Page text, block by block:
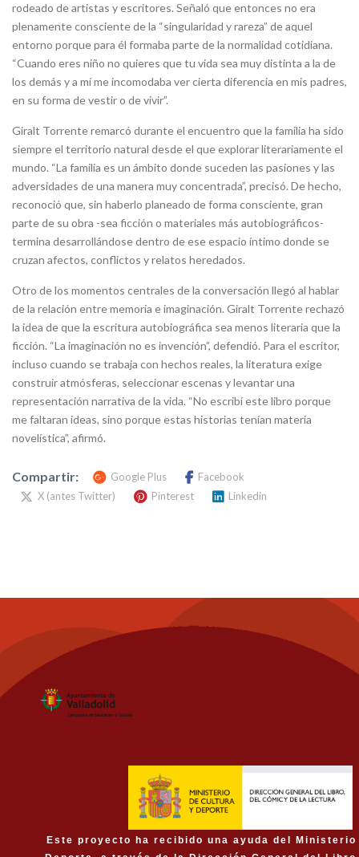
rodeado de artistas y escritores. Señaló que entonces no era
plenamente consciente de la “singularidad y rareza” de aquel
entorno porque para él formaba parte de la normalidad cotidiana.
“Cuando eres niño no quieres que tu vida sea muy distinta a la de
los demás y a mí me incomodaba ver cierta diferencia en mis padres,
en su forma de vestir o de vivir”.
Giralt Torrente remarcó durante el encuentro que la familia ha sido
siempre el territorio natural desde el que explorar literariamente el
mundo. “La familia es un ámbito donde suceden las pasiones y las
adversidades de una manera muy concentrada”, precisó. De hecho,
reconoció que, sin haberlo planeado de forma consciente, gran
parte de su obra -sea ficción o materiales más autobiográficos-
termina desarrollándose dentro de ese espacio íntimo donde se
cruzan afectos, conflictos y relatos heredados.
Otro de los momentos centrales de la conversación llegó al hablar
de la relación entre memoria e imaginación. Giralt Torrente rechazó
la idea de que la escritura autobiográfica sea menos literaria que la
ficción. “La imaginación no es invención”, defendió. Para el escritor,
incluso cuando se trabaja con hechos reales, la literatura exige
construir atmósferas, seleccionar escenas y levantar una
representación narrativa de la vida. “No escribí este libro porque
me faltaran ideas, sino porque estas historias tenían materia
novelística”, afirmó.
Compartir: Google Plus
Facebook
X (antes Twitter)
Pinterest Linkedin
Este proyecto ha recibido una ayuda del